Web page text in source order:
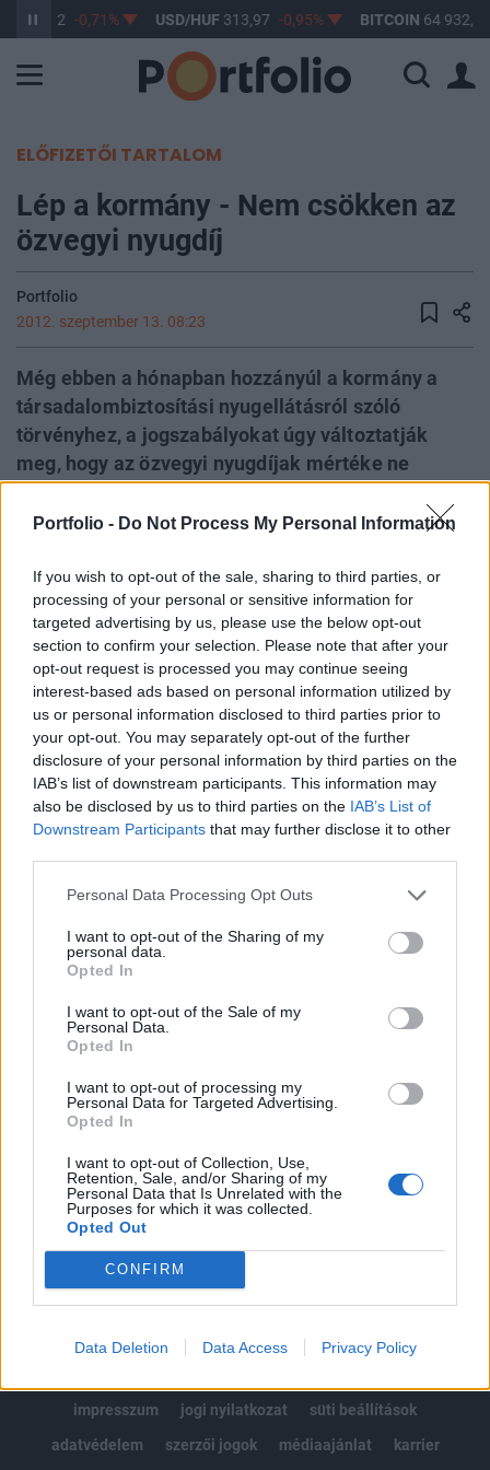
Portfolio - Do Not Process My Personal Information
If you wish to opt-out of the sale, sharing to third parties, or
processing of your personal or sensitive information for
targeted advertising by us, please use the below opt-out
section to confirm your selection. Please note that after your
opt-out request is processed you may continue seeing
interest-based ads based on personal information utilized by
us or personal information disclosed to third parties prior to
your opt-out. You may separately opt-out of the further
disclosure of your personal information by third parties on the
IAB’s list of downstream participants. This information may
also be disclosed by us to third parties on the IAB’s List of
Downstream Participants that may further disclose it to other
Personal Data Processing Opt Outs
I want to opt-out of the Sharing of my
personal data.
Opted In
I want to opt-out of the Sale of my
Personal Data.
Opted In
I want to opt-out of processing my
Personal Data for Targeted Advertising.
Opted In
I want to opt-out of Collection, Use,
Retention, Sale, and/or Sharing of my
Personal Data that Is Unrelated with the
Purposes for which it was collected.
Opted Out
CONFIRM
Data Deletion Data Access Privacy Policy
362,82 -0,71% USD/HUF313,97 -0,95% BITCOIN 64 932,27
ELŐFIZETŐI TARTALOM
Lép a kormány - Nem csökken az
özvegyi nyugdíj
Portfolio
2012. szeptember 13. 08:23
Még ebben a hónapban hozzányúl a kormány a
társadalombiztosítási nyugellátásról szóló
törvényhez, a jogszabályokat úgy változtatják
meg, hogy az özvegyi nyugdíjak mértéke ne
rendelkezések szerint erőteljesen csökkent volna
azonban erre végül mégsem kerül sor.
A kormány kezdeményezi a társadalombiztosítási
nyugellátásról szóló törvény módosítását, amelynek
köszönhetően minden rendszeres szociális járadékban
részesülő özvegy megkapja a járandóságát, vagyis az
előzetes híresztelésekkel ellentétben nem csökken az
özvegyi nyugdíj. A korábbi átmeneti rendelkezések szerint
idén szeptembertől megváltozott volna az ellátásuk...
KEDVES OLVASÓNK!
A keresett cikk a portfolio.hu hírarchívumához
regisztrációhoz kötött.
Portfolio.hu teljes cikkarchívum
Kötéslisták: BÉT elmúlt 2 év napon belüli
MÁR ELŐFIZETŐNK VAGY?BEJELENTKEZÉS
impresszum
jogi nyilatkozat
süti beállítások
adatvédelem
szerzői jogok médiaajánlat karrier